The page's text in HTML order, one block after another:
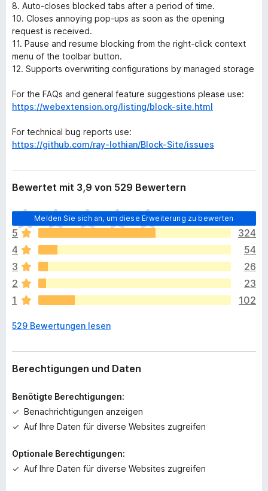
8. Auto-closes blocked tabs after a period of time.
10. Closes annoying pop-ups as soon as the opening
request is received.
11. Pause and resume blocking from the right-click context
menu of the toolbar button.
12. Supports overwriting configurations by managed storage
For the FAQs and general feature suggestions please use:
https://webextension.org/listing/block-site.html
For technical bug reports use:
https://github.com/ray-lothian/Block-Site/issues
Bewertet mit 3,9 von 529 Bewertern
Melden Sie sich an, um diese Erweiterung zu bewerten
E
s
l
i
e
g
e
n
o
h
k
i
e
B
w
e
5
324
4
54
3
26
2
23
1
102
529 Bewertungen lesen
Berechtigungen und Daten
Benötigte Berechtigungen:
Benachrichtigungen anzeigen
Auf Ihre Daten für diverse Websites zugreifen
Optionale Berechtigungen:
Auf Ihre Daten für diverse Websites zugreifen